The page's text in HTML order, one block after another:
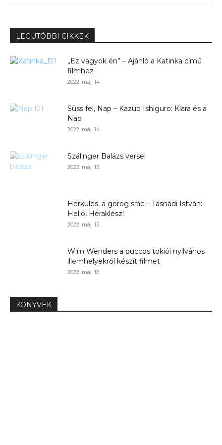
LEGUTÓBBI CIKKEK
„Ez vagyok én” – Ajánló a Katinka című
filmhez
2022. máj. 14.
Süss fel, Nap – Kazuo Ishiguro: Klara és a
Nap
2022. máj. 14.
Szálinger Balázs versei
2022. máj. 13.
Herkules, a görög srác – Tasnádi István:
Helló, Héraklész!
2022. máj. 13.
Wim Wenders a puccos tokiói nyilvános
illemhelyekről készít filmet
2022. máj. 12.
KÖNYVEK